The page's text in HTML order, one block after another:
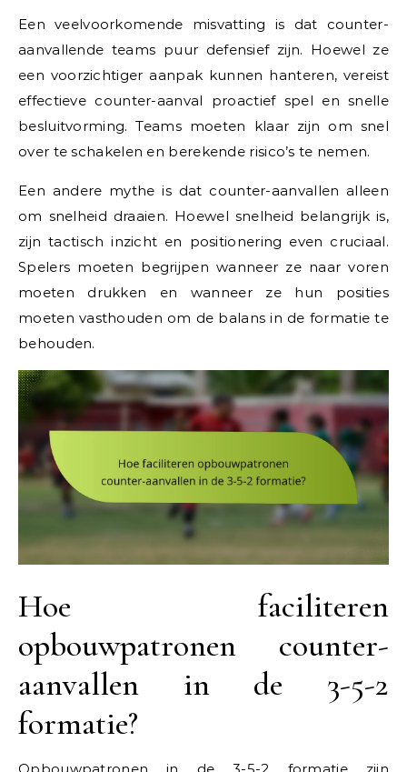
Een veelvoorkomende misvatting is dat counter-
aanvallende teams puur defensief zijn. Hoewel ze
een voorzichtiger aanpak kunnen hanteren, vereist
effectieve counter-aanval proactief spel en snelle
besluitvorming. Teams moeten klaar zijn om snel
over te schakelen en berekende risico’s te nemen.
Een andere mythe is dat counter-aanvallen alleen
om snelheid draaien. Hoewel snelheid belangrijk is,
zijn tactisch inzicht en positionering even cruciaal.
Spelers moeten begrijpen wanneer ze naar voren
moeten drukken en wanneer ze hun posities
moeten vasthouden om de balans in de formatie te
behouden.
Hoe faciliteren
opbouwpatronen counter-
aanvallen in de 3-5-2
formatie?